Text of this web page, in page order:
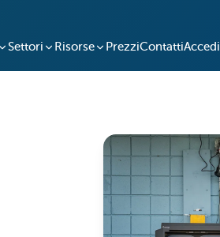
Settori Risorse PrezziContattiAccedi